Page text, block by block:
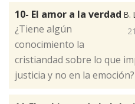
10- El amor a la verdad B.
¿Tiene algún
conocimiento la
cristiandad sobre lo que
justicia y no en la emoción?